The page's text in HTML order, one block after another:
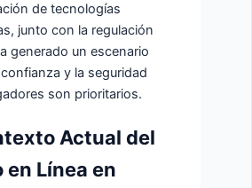
de tecnologías
junto con la regulación
generado un escenario
y la seguridad
son prioritarios.
Actual del
en Línea en